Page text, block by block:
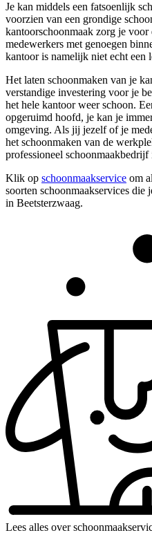
Je kan middels een fatsoenlijk
voorzien van een grondige
kantoorschoonmaak zorg je
medewerkers met genoegen
kantoor is namelijk niet echt een
Het laten schoonmaken van je
verstandige investering voor je
het hele kantoor weer schoon.
opgeruimd hoofd, je kan je
omgeving. Als jij jezelf of je
het schoonmaken van de
professioneel schoonmaakbedrijf
Klik op schoonmaakservice om
soorten schoonmaakservices
in Beetsterzwaag.
Lees alles over